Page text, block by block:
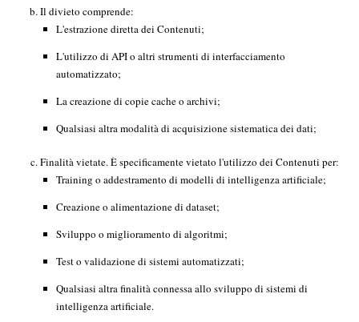
Il divieto comprende:
L'estrazione diretta dei Contenuti;
L'utilizzo di API o altri strumenti di interfacciamento
automatizzato;
La creazione di copie cache o archivi;
Qualsiasi altra modalità di acquisizione sistematica dei dati;
Finalità vietate. È specificamente vietato l'utilizzo dei Contenuti per:
Training o addestramento di modelli di intelligenza artificiale;
Creazione o alimentazione di dataset;
Sviluppo o miglioramento di algoritmi;
Test o validazione di sistemi automatizzati;
Qualsiasi altra finalità connessa allo sviluppo di sistemi di
intelligenza artificiale.